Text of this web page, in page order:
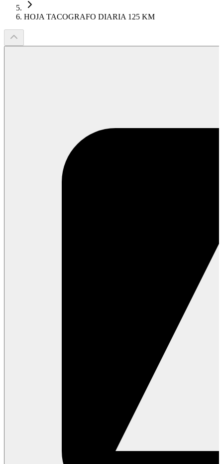
HOJA TACOGRAFO DIARIA 125 KM